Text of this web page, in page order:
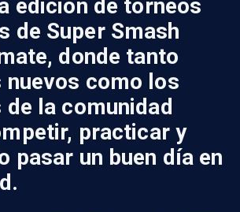
edición de torneos
de Super Smash
donde tanto
nuevos como los
la comunidad
practicar y
pasar un buen día en